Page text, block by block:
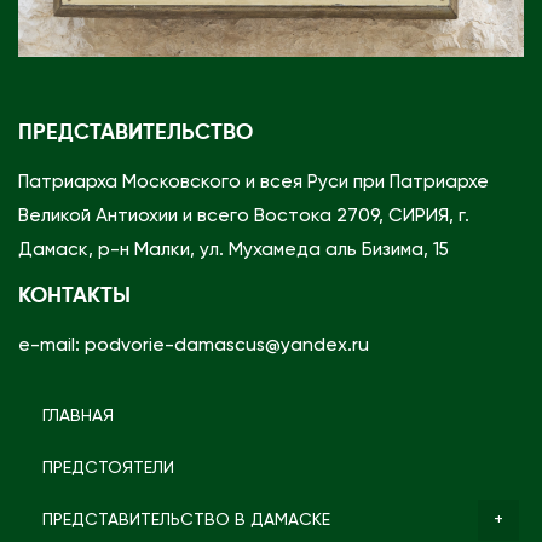
ПРЕДСТАВИТЕЛЬСТВО
Патриарха Московского и всея Руси при Патриархе
Великой Антиохии и всего Востока 2709, СИРИЯ, г.
Дамаск, р-н Малки, ул. Мухамеда аль Бизима, 15
КОНТАКТЫ
e-mail: podvorie-damascus@yandex.ru
ГЛАВНАЯ
ПРЕДСТОЯТЕЛИ
ПРЕДСТАВИТЕЛЬСТВО В ДАМАСКЕ